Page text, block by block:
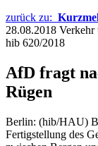
zurück zu:
28.08.2018
hib 620/2018
AfD fragt
Rügen
Berlin: (hib/HAU)
Fertigstellung des